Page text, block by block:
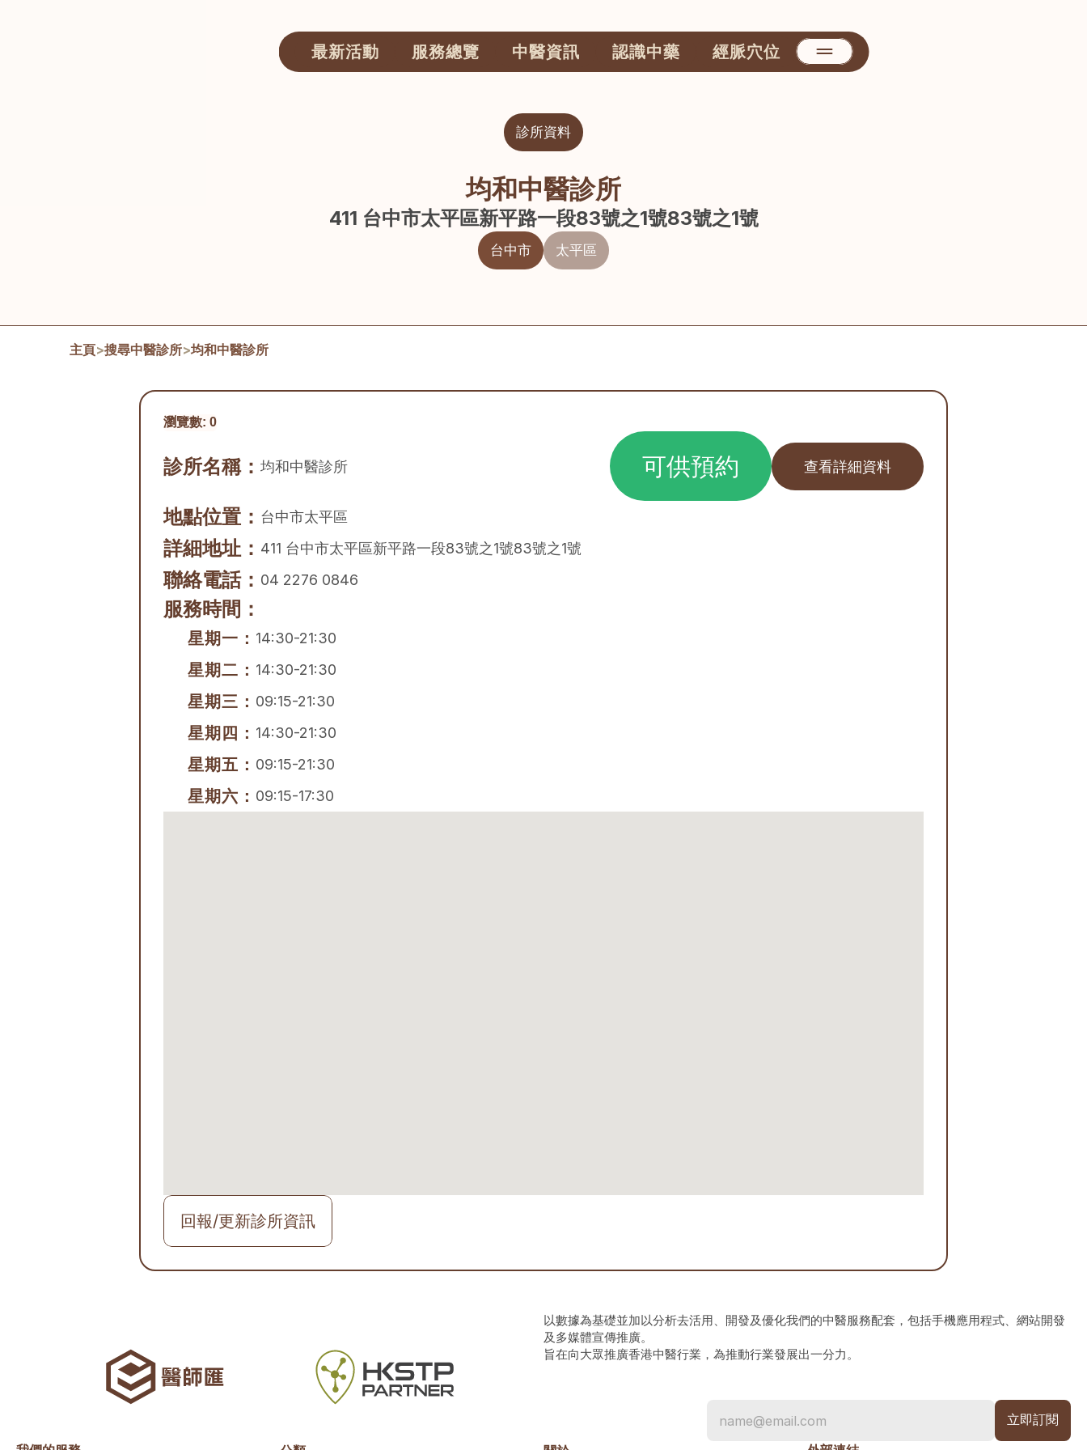
最新活動 服務總覽 中醫資訊 認識中藥 經脈穴位
診所資料
均和中醫診所
411 台中市太平區新平路一段83號之1號83號之1號
台中市 太平區
主頁>搜尋中醫診所>均和中醫診所
瀏覽數: 0
診所名稱： 均和中醫診所 可供預約 查看詳細資料
地點位置： 台中市太平區
詳細地址： 411 台中市太平區新平路一段83號之1號83號之1號
聯絡電話： 04 2276 0846
服務時間：
星期一： 14:30-21:30
星期二： 14:30-21:30
星期三： 09:15-21:30
星期四： 14:30-21:30
星期五： 09:15-21:30
星期六： 09:15-17:30
回報/更新診所資訊
以數據為基礎並加以分析去活用、開發及優化我們的中醫服務配套，包括手機應用程式、網站開發
及多媒體宣傳推廣。
旨在向大眾推廣香港中醫行業，為推動行業發展出一分力。